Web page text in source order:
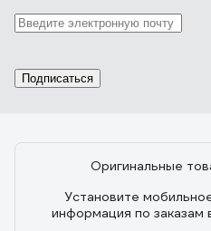
Подписаться
Оригинальные
Установите
информация по заказам